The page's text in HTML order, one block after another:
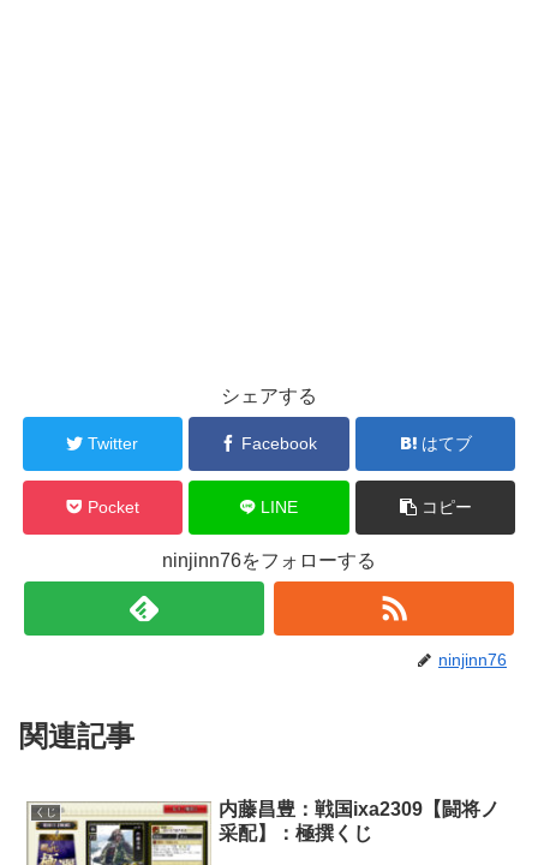
シェアする
Twitter Facebook はてブ
Pocket LINE コピー
ninjinn76をフォローする
ninjinn76
関連記事
くじ
内藤昌豊：戦国ixa2309【闘将ノ
采配】：極撰くじ